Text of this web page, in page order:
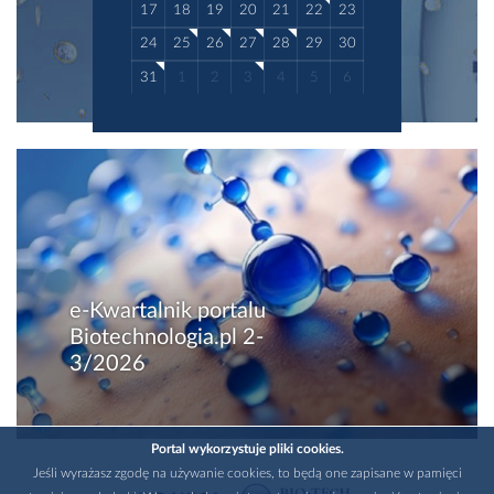
17 18 19 20 21 22 23
24 25 26 27 28 29 30
31 1 2 3 4 5 6
e-Kwartalnik portalu
Biotechnologia.pl 2-
3/2026
Portal wykorzystuje pliki cookies.
Jeśli wyrażasz zgodę na używanie cookies, to będą one zapisane w pamięci